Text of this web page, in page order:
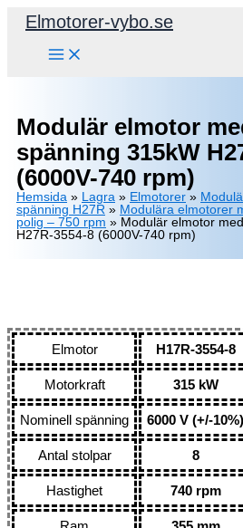
Hoppa
Elmotorer-vybo.se
Modulär elmotor
spänning 315kW
(6000V-740 rpm)
Hemsida » Lagra » Elmotorer »
spänning H27R » Modulära elmotorer
polig – 750 rpm » Modulär elmotor
H27R-3554-8 (6000V-740 rpm)
Elmotor H17R-3554-8
Motorkraft 315 kW
Nominell spänning 6000 V (+/-10%)
Antal stolpar 8
Hastighet 740 rpm